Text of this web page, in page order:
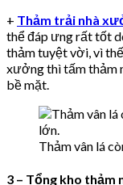
+ Thảm trải nhà
thể đáp ưng rất tốt
thảm tuyệt vời, vì
xưởng thì tấm thảm
bề mặt.
Thảm vân lá
3 – Tổng kho thảm